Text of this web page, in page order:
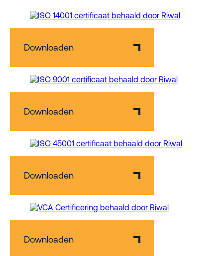
Downloaden
Downloaden
Downloaden
Downloaden